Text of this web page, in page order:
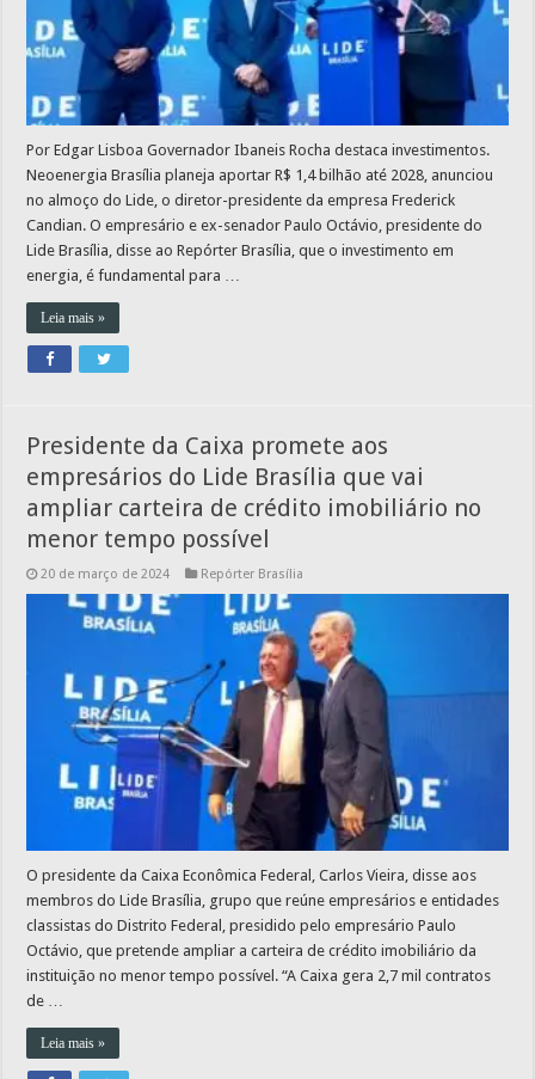
Por Edgar Lisboa Governador Ibaneis Rocha destaca investimentos.
Neoenergia Brasília planeja aportar R$ 1,4 bilhão até 2028, anunciou
no almoço do Lide, o diretor-presidente da empresa Frederick
Candian. O empresário e ex-senador Paulo Octávio, presidente do
Lide Brasília, disse ao Repórter Brasília, que o investimento em
energia, é fundamental para …
Leia mais »
Presidente da Caixa promete aos
empresários do Lide Brasília que vai
ampliar carteira de crédito imobiliário no
menor tempo possível
20 de março de 2024 Repórter Brasília
O presidente da Caixa Econômica Federal, Carlos Vieira, disse aos
membros do Lide Brasília, grupo que reúne empresários e entidades
classistas do Distrito Federal, presidido pelo empresário Paulo
Octávio, que pretende ampliar a carteira de crédito imobiliário da
instituição no menor tempo possível. “A Caixa gera 2,7 mil contratos
de …
Leia mais »